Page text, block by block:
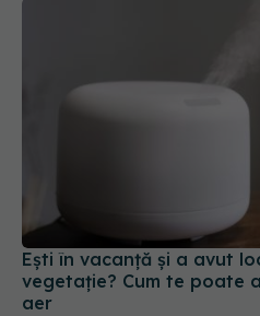
Ești în vacanță și a avut
vegetație? Cum te poate
aer